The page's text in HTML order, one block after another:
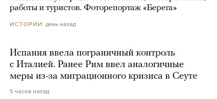
работы и туристов. Фоторепортаж «Берега»
ИСТОРИИ день назад
Испания ввела пограничный контроль
с Италией. Ранее Рим ввел аналогичные
меры из-за миграционного кризиса в Сеуте
5 часов назад